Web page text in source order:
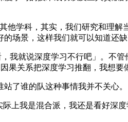
学科，其实，我们研究和理解
场景，这样我们就可以知道还
就说深度学习不行吧」。不
关系把深度学习推翻，我想要
了谁的队这种事情我并不关心。
上我是混合派，我还是看好深